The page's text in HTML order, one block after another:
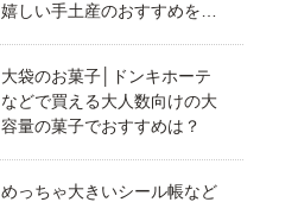
嬉しい手土産のおすすめを教
大袋のお菓子│ドンキホーテ
などで買える大人数向けの大
容量の菓子でおすすめは？
めっちゃ大きいシール帳など